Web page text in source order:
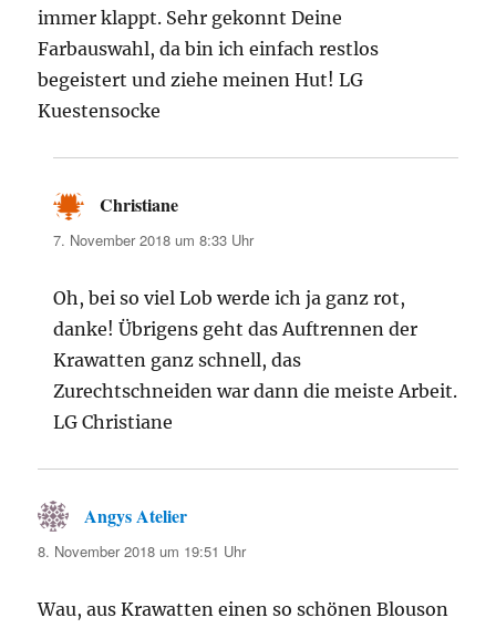
immer klappt. Sehr gekonnt Deine
Farbauswahl, da bin ich einfach restlos
begeistert und ziehe meinen Hut! LG
Kuestensocke
Christiane
7. November 2018 um 8:33 Uhr
Oh, bei so viel Lob werde ich ja ganz rot,
danke! Übrigens geht das Auftrennen der
Krawatten ganz schnell, das
Zurechtschneiden war dann die meiste Arbeit.
LG Christiane
Angys Atelier
8. November 2018 um 19:51 Uhr
Wau, aus Krawatten einen so schönen Blouson